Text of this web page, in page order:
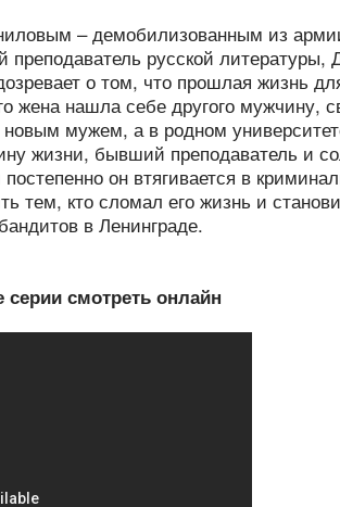
– демобилизованным из
русской литературы,
о том, что прошлая жизнь
жена нашла себе другого мужчину,
мужем, а в родном
жизни, бывший преподаватель и
он втягивается в
тем, кто сломал его жизнь и
в Ленинграде.
серии смотреть онлайн